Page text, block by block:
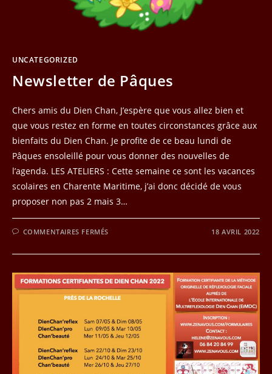
UNCATEGORIZED
Newsletter de Pâques
Chers amis du Dien Chan, J’espère que vous allez bien et
que vous restez en forme en toutes circonstances grâce aux
bienfaits du Dien Chan. Je profite de ce beau lundi de
Pâques ensoleillé pour vous donner des nouvelles de
l’agenda. LES ATELIERS : Cette semaine ce sont les vacances
scolaires en Charente Maritime, j’ai donc décidé de vous
proposer non pas 2 mais 3…
COMMENTAIRES FERMÉS
PÂQUES
18 AVRIL 2022